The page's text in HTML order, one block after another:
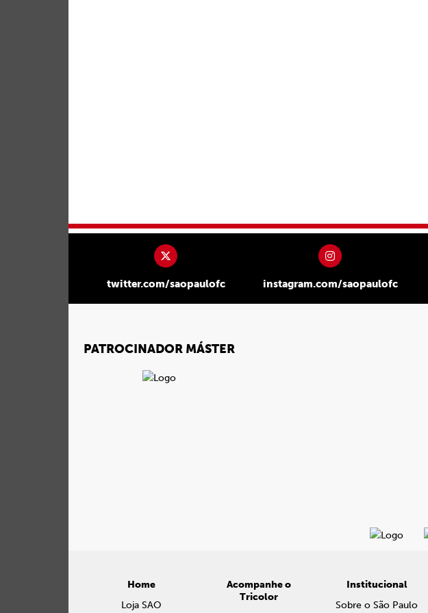
twitter.com/saopaulofc instagram.com/saopaulofc
PATROCINADOR MÁSTER
Home
Loja SAO
Acompanhe o
Tricolor
Institucional
Sobre o São Paulo